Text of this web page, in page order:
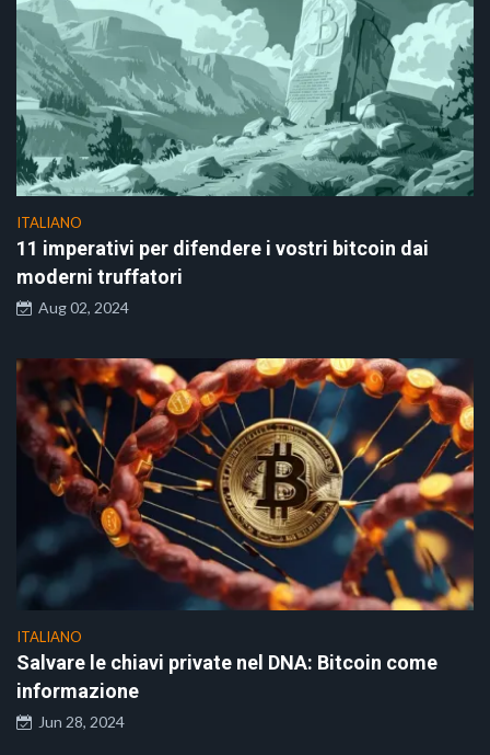
ITALIANO
11 imperativi per difendere i vostri bitcoin dai
moderni truffatori
Aug 02, 2024
ITALIANO
Salvare le chiavi private nel DNA: Bitcoin come
informazione
Jun 28, 2024